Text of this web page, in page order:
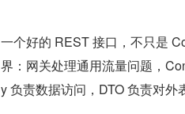
一个好的 REST 接口，不只是
界：网关处理通用流量问题，
y 负责数据访问，DTO 负责对外